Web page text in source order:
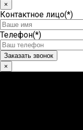
×
Контактное лицо(*)
Телефон(*)
×